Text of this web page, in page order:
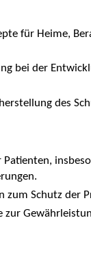
für Heime,
bei der
des
zum Schutz der
zur